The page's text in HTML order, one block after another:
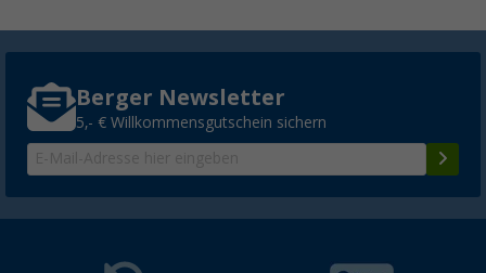
Berger Newsletter
5,- € Willkommensgutschein sichern